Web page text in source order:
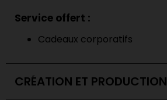
Service offert :
Cadeaux corporatifs
CRÉATION ET PRODUCTION